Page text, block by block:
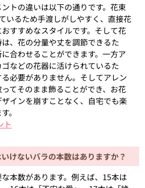
トの違いは以下の通りです。花束
いるため手渡しがしやすく、直接花
すすめなスタイルです。そして花
、花の分量や丈を調節できるた
合わせることができます。一方ア
などの花器に活けられているた
必要がありません。そしてアレン
てそのまま飾ることができ、お花
インを崩すことなく、自宅でも楽
。
ト
けないバラの本数はありますか？
本数があります。例えば、15本は